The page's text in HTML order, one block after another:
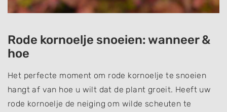
Rode kornoelje snoeien: wanneer &
hoe
Het perfecte moment om rode kornoelje te snoeien
hangt af van hoe u wilt dat de plant groeit. Heeft uw
rode kornoelje de neiging om wilde scheuten te